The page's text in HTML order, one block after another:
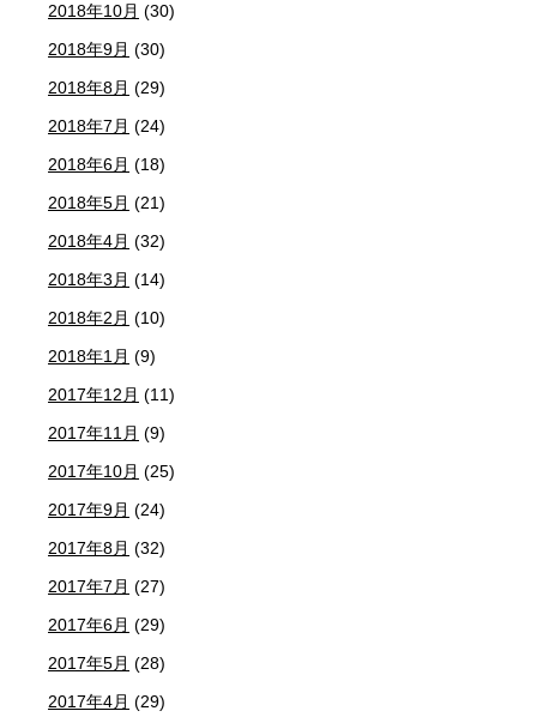
2018年10月 (30)
2018年9月 (30)
2018年8月 (29)
2018年7月 (24)
2018年6月 (18)
2018年5月 (21)
2018年4月 (32)
2018年3月 (14)
2018年2月 (10)
2018年1月 (9)
2017年12月 (11)
2017年11月 (9)
2017年10月 (25)
2017年9月 (24)
2017年8月 (32)
2017年7月 (27)
2017年6月 (29)
2017年5月 (28)
2017年4月 (29)